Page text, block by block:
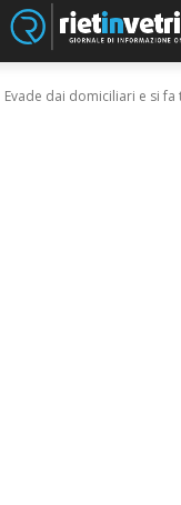
Evade dai domiciliari e si